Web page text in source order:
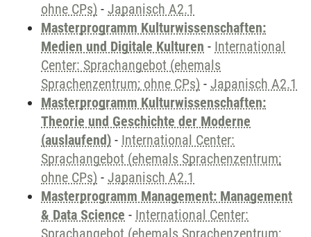
ohne CPs) - Japanisch A2.1
Masterprogramm Kulturwissenschaften:
Medien und Digitale Kulturen - International
Center: Sprachangebot (ehemals
Sprachenzentrum; ohne CPs) - Japanisch A2.1
Masterprogramm Kulturwissenschaften:
Theorie und Geschichte der Moderne
(auslaufend) - International Center:
Sprachangebot (ehemals Sprachenzentrum;
ohne CPs) - Japanisch A2.1
Masterprogramm Management: Management
& Data Science - International Center:
Sprachangebot (ehemals Sprachenzentrum;